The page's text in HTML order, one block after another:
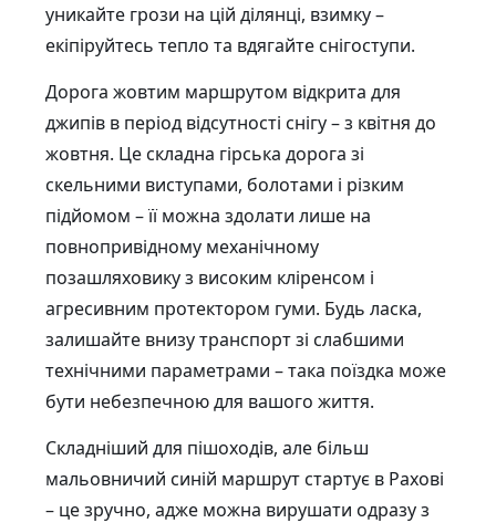
уникайте грози на цій ділянці, взимку –
екіпіруйтесь тепло та вдягайте снігоступи.
Дорога жовтим маршрутом відкрита для
джипів в період відсутності снігу – з квітня до
жовтня. Це складна гірська дорога зі
скельними виступами, болотами і різким
підйомом – її можна здолати лише на
повнопривідному механічному
позашляховику з високим кліренсом і
агресивним протектором гуми. Будь ласка,
залишайте внизу транспорт зі слабшими
технічними параметрами – така поїздка може
бути небезпечною для вашого життя.
Складніший для пішоходів, але більш
мальовничий синій маршрут стартує в Рахові
– це зручно, адже можна вирушати одразу з